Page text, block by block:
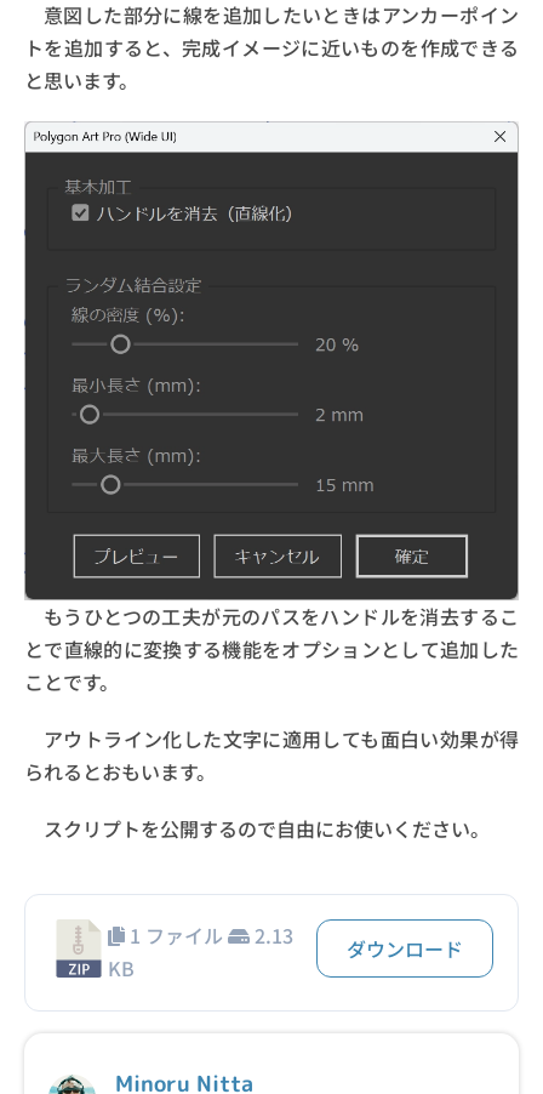
意図した部分に線を追加したいときはアンカーポイン
トを追加すると、完成イメージに近いものを作成できる
と思います。
もうひとつの工夫が元のパスをハンドルを消去するこ
とで直線的に変換する機能をオプションとして追加した
ことです。
アウトライン化した文字に適用しても面白い効果が得
られるとおもいます。
スクリプトを公開するので自由にお使いください。
1 ファイル
2.13
KB
ダウンロード
Minoru Nitta